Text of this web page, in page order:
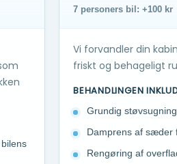
7 personers bil: +100 kr
Vi forvandler din
friskt og behageligt
BEHANDLINGEN
Grundig
Damprens af sæder
Rengøring af